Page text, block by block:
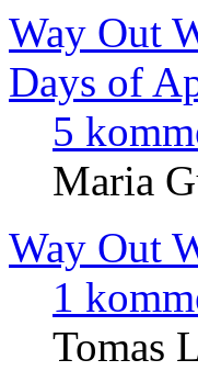
Way Out
Days of
5
Maria
Way Out
1
Tomas